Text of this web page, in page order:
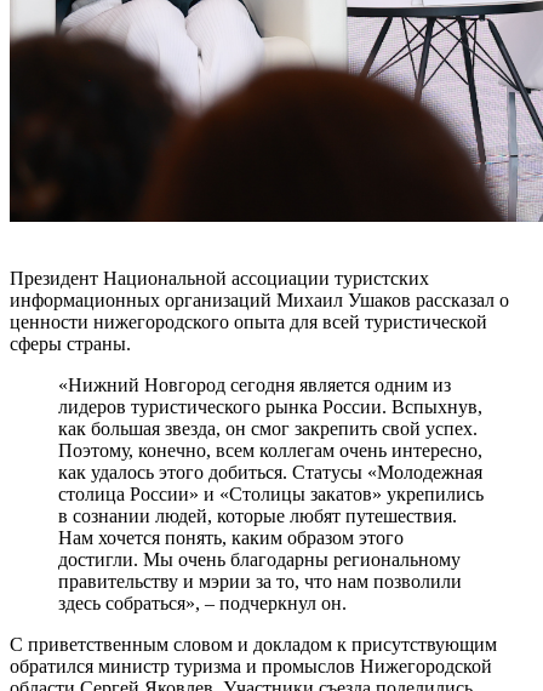
Президент Национальной ассоциации туристских
информационных организаций Михаил Ушаков рассказал о
ценности нижегородского опыта для всей туристической
сферы страны.
«Нижний Новгород сегодня является одним из
лидеров туристического рынка России. Вспыхнув,
как большая звезда, он смог закрепить свой успех.
Поэтому, конечно, всем коллегам очень интересно,
как удалось этого добиться. Статусы «Молодежная
столица России» и «Столицы закатов» укрепились
в сознании людей, которые любят путешествия.
Нам хочется понять, каким образом этого
достигли. Мы очень благодарны региональному
правительству и мэрии за то, что нам позволили
здесь собраться», – подчеркнул он.
С приветственным словом и докладом к присутствующим
обратился министр туризма и промыслов Нижегородской